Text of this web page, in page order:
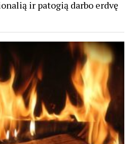
ir patogią darbo erdvę